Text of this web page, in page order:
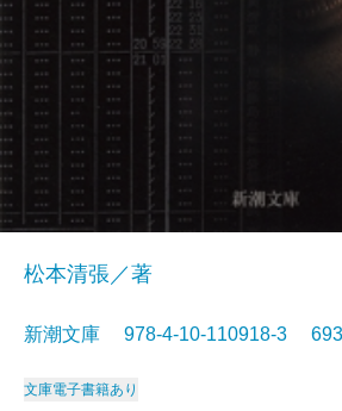
松本清張／著
新潮文庫 978-4-10-110918-3
文庫電子書籍あり